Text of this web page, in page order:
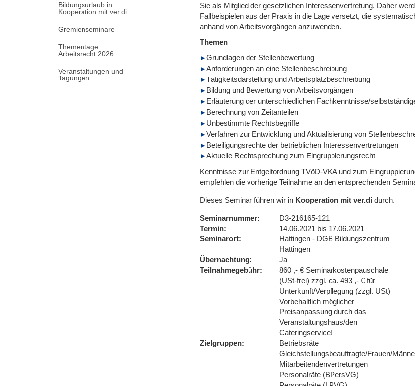
Bildungsurlaub in
Kooperation mit ver.di
Gremienseminare
Thementage
Arbeitsrecht 2026
Veranstaltungen und
Tagungen
Sie als Mitglied der gesetzlichen Interessenvertretung. Daher
Fallbeispielen aus der Praxis in die Lage versetzt, die
anhand von Arbeitsvorgängen anzuwenden.
Themen
Grundlagen der Stellenbewertung
Anforderungen an eine Stellenbeschreibung
Tätigkeitsdarstellung und Arbeitsplatzbeschreibung
Bildung und Bewertung von Arbeitsvorgängen
Erläuterung der unterschiedlichen Fachkenntnisse/
Berechnung von Zeitanteilen
Unbestimmte Rechtsbegriffe
Verfahren zur Entwicklung und Aktualisierung von
Beteiligungsrechte der betrieblichen Interessenvertretungen
Aktuelle Rechtsprechung zum Eingruppierungsrecht
Kenntnisse zur Entgeltordnung TVöD-VKA und zum
empfehlen die vorherige Teilnahme an den entsprechenden
Dieses Seminar führen wir in Kooperation mit ver.di durch.
Seminarnummer
D3-216165-121
Termin
14.06.2021 bis 17.06.2021
Seminarort
Hattingen - DGB Bildungszentrum
Hattingen
Übernachtung
Ja
Teilnahmegebühr
860 ,- € Seminarkostenpauschale
(USt-frei) zzgl. ca. 493 ,- € für
Unterkunft/Verpflegung (zzgl. USt)
Vorbehaltlich möglicher
Preisanpassung durch das
Veranstaltungshaus/den
Cateringservice!
Zielgruppen
Betriebsräte
Gleichstellungsbeauftragte/Frauen/
Mitarbeitendenvertretungen
Personalräte (BPersVG)